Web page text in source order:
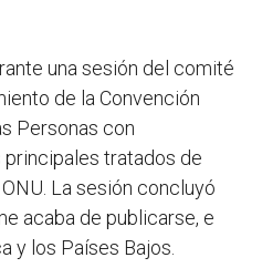
una sesión del comité
de la Convención
Personas con
principales tratados de
La sesión concluyó
acaba de publicarse, e
y los Países Bajos.